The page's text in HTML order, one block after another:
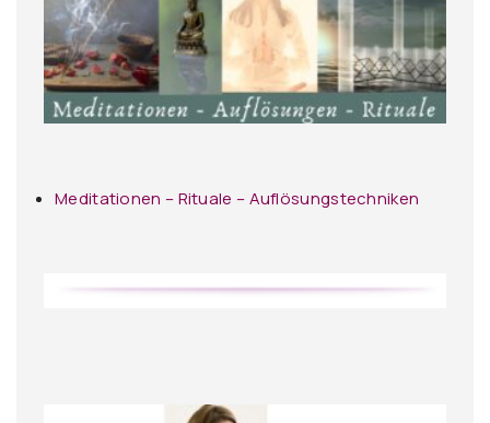
Meditationen – Rituale – Auflösungstechniken